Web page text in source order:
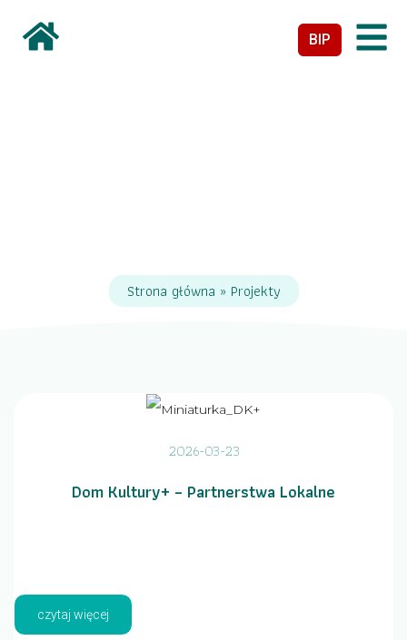
BIP
Strona główna » Projekty
2026-03-23
Dom Kultury+ – Partnerstwa Lokalne
czytaj więcej